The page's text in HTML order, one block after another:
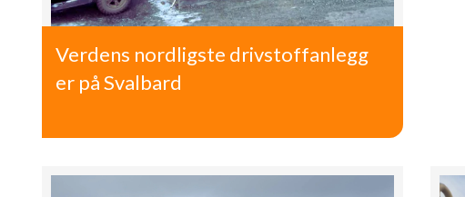
Verdens nordligste drivstoffanlegg
er på Svalbard